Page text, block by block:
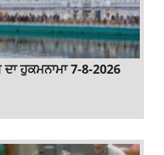
ਹੁਕਮਨਾਮਾ 7-8-2026